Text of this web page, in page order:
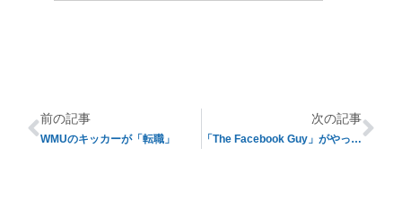
前の記事
WMUのキッカーが「転職」
次の記事
「The Facebook Guy」がやってきた！